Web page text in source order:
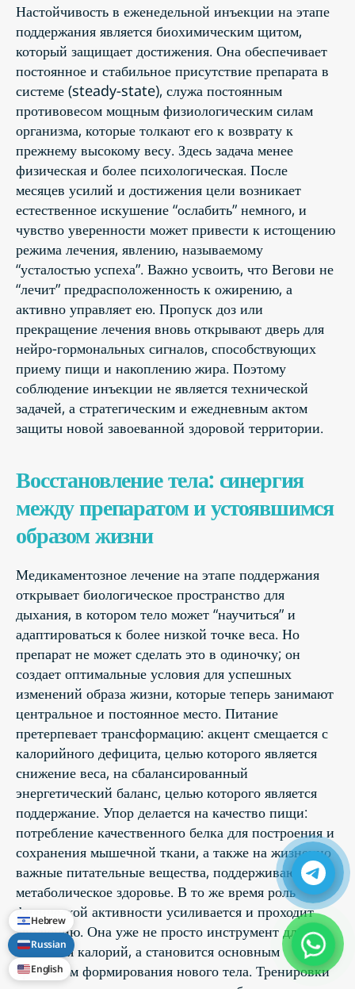
Настойчивость в еженедельной инъекции на этапе
поддержания является биохимическим щитом,
который защищает достижения. Она обеспечивает
постоянное и стабильное присутствие препарата в
системе (steady-state), служа постоянным
противовесом мощным физиологическим силам
организма, которые толкают его к возврату к
прежнему высокому весу. Здесь задача менее
физическая и более психологическая. После
месяцев усилий и достижения цели возникает
естественное искушение “ослабить” немного, и
чувство уверенности может привести к истощению
режима лечения, явлению, называемому
“усталостью успеха”. Важно усвоить, что Вегови не
“лечит” предрасположенность к ожирению, а
активно управляет ею. Пропуск доз или
прекращение лечения вновь открывают дверь для
нейро-гормональных сигналов, способствующих
приему пищи и накоплению жира. Поэтому
соблюдение инъекции не является технической
задачей, а стратегическим и ежедневным актом
защиты новой завоеванной здоровой территории.
Восстановление тела: синергия
между препаратом и устоявшимся
образом жизни
Медикаментозное лечение на этапе поддержания
открывает биологическое пространство для
дыхания, в котором тело может “научиться” и
адаптироваться к более низкой точке веса. Но
препарат не может сделать это в одиночку; он
создает оптимальные условия для успешных
изменений образа жизни, которые теперь занимают
центральное и постоянное место. Питание
претерпевает трансформацию: акцент смещается с
калорийного дефицита, целью которого является
снижение веса, на сбалансированный
энергетический баланс, целью которого является
поддержание. Упор делается на качество пищи:
потребление качественного белка для построения и
сохранения мышечной ткани, а также на жизненно
важные питательные вещества, поддерживающие
метаболическое здоровье. В то же время роль
физической активности усиливается и проходит
эволюцию. Она уже не просто инструмент для
сжигания калорий, а становится основным
средством формирования нового тела. Тренировки
Hebrew
Russian
English